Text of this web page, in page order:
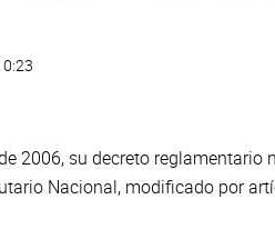
2006, su decreto
Nacional, modificado por